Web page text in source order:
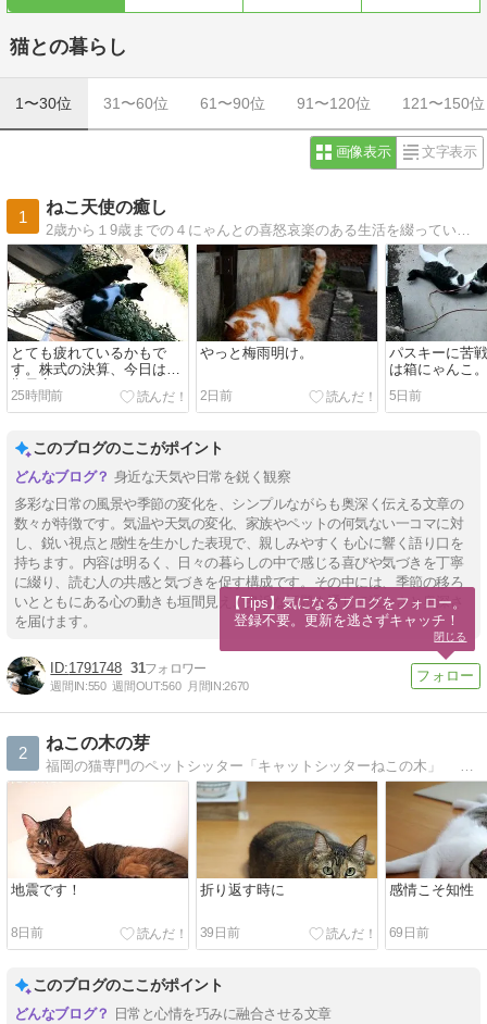
猫との暮らし
1〜30位 31〜60位 61〜90位 91〜120位 121〜150位
画像表示 文字表示
1
ねこ天使の癒し
とても疲れているかもで
す。株式の決算、今日は今
期最高でした…。
25時間前
やっと梅雨明け。
2日前
パスキーに苦
は箱にゃんこ。
5日前
このブログのここがポイント
身近な天気や日常を鋭く観察
多彩な日常の風景や季節の変化を、シンプルながらも奥深く伝える文章の
数々が特徴です。気温や天気の変化、家族やペットの何気ない一コマに対
し、鋭い視点と感性を生かした表現で、親しみやすくも心に響く語り口を
持ちます。内容は明るく、日々の暮らしの中で感じる喜びや気づきを丁寧
に綴り、読む人の共感と気づきを促す構成です。その中には、季節の移ろ
いとともにある心の動きも垣間見え、身近な話題を通じて温かさと奥深さ
を届けます。
1791748 31
週間IN:550 週間OUT:560 月間IN:2670
2
ねこの木の芽
福岡の猫専門のペットシッター「キャットシッターねこの木」 シッターの暮らしと、猫と、思うこと。
地震です！
8日前
折り返す時に
39日前
感情こそ知性
69日前
このブログのここがポイント
日常と心情を巧みに融合させる文章
【Tips】気になるブログをフォロー。
登録不要。更新を逃さずキャッチ！
閉じる